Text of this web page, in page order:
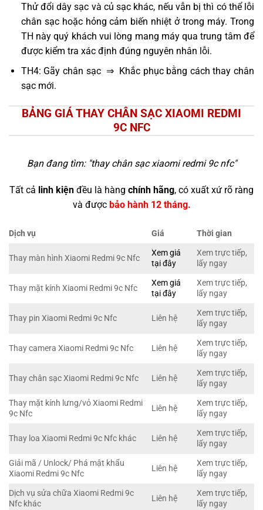
Thử đổi dây sạc và củ sạc khác, nếu vẫn bị thì có thể lỗi
chân sạc hoặc hỏng cảm biến nhiệt ở trong máy. Trong
TH này quý khách vui lòng mang máy qua trung tâm để
được kiểm tra xác định đúng nguyên nhân lỗi.
TH4: Gãy chân sạc ⇒ Khắc phục bằng cách thay chân
sạc mới.
BẢNG GIÁ THAY CHÂN SẠC XIAOMI REDMI
9C NFC
Bạn đang tìm: "thay chân sạc xiaomi redmi 9c nfc"
Tất cả linh kiện đều là hàng chính hãng, có xuất xứ rõ ràng
và được bảo hành 12 tháng.
Dịch vụ Giá Thời gian
Thay màn hình Xiaomi Redmi 9c Nfc
Xem giá
tại đây
Xem trực tiếp,
lấy ngay
Thay mặt kính Xiaomi Redmi 9c Nfc
Xem giá
tại đây
Xem trực tiếp,
lấy ngay
Thay pin Xiaomi Redmi 9c Nfc Liên hệ
Xem trực tiếp,
lấy ngay
Thay camera Xiaomi Redmi 9c Nfc Liên hệ
Xem trực tiếp,
lấy ngay
Thay chân sạc Xiaomi Redmi 9c Nfc Liên hệ
Xem trực tiếp,
lấy ngay
Thay mặt kính lưng/vỏ Xiaomi Redmi
9c Nfc
Liên hệ
Xem trực tiếp,
lấy ngay
Thay loa Xiaomi Redmi 9c Nfc khác Liên hệ
Xem trực tiếp,
lấy ngay
Giải mã / Unlock/ Phá mật khẩu
Xiaomi Redmi 9c Nfc
Liên hệ
Xem trực tiếp,
lấy ngay
Dịch vụ sửa chữa Xiaomi Redmi 9c
Nfc khác
Liên hệ
Xem trực tiếp,
lấy ngay